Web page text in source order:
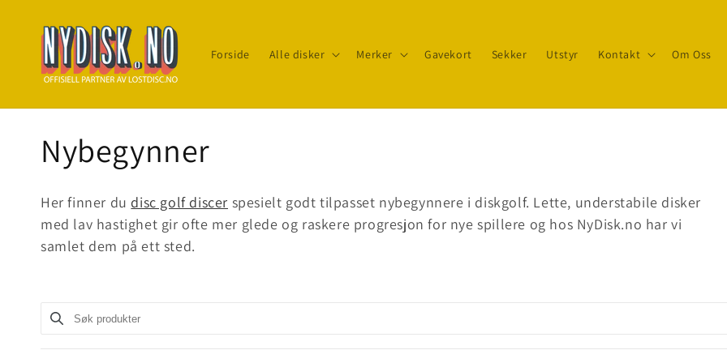
innhold
Forside Alle disker Merker Gavekort Sekker Utstyr Kontakt Om Oss
S
a
m
Nybegynner
Her finner du disc golf discer spesielt godt tilpasset nybegynnere i diskgolf. Lette, understabile disker
med lav hastighet gir ofte mer glede og raskere progresjon for nye spillere og hos NyDisk.no har vi
samlet dem på ett sted.
Søk produkter
Use this input to search products in this collection.